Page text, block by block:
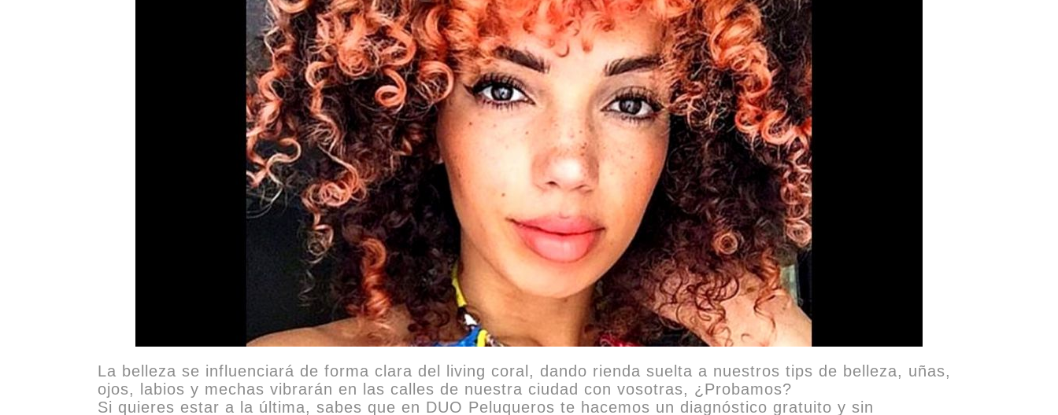
La belleza se influenciará de forma clara del living coral, dando rienda suelta a nuestros tips de belleza, uñas,
ojos, labios y mechas vibrarán en las calles de nuestra ciudad con vosotras, ¿Probamos?
Si quieres estar a la última, sabes que en DUO Peluqueros te hacemos un diagnóstico gratuito y sin